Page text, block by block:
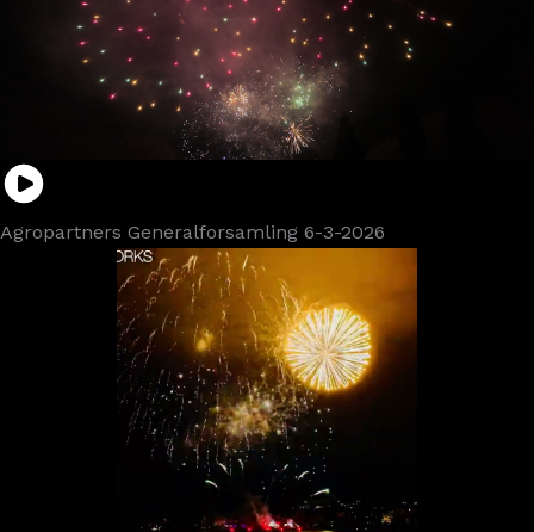
Agropartners Generalforsamling 6-3-2026